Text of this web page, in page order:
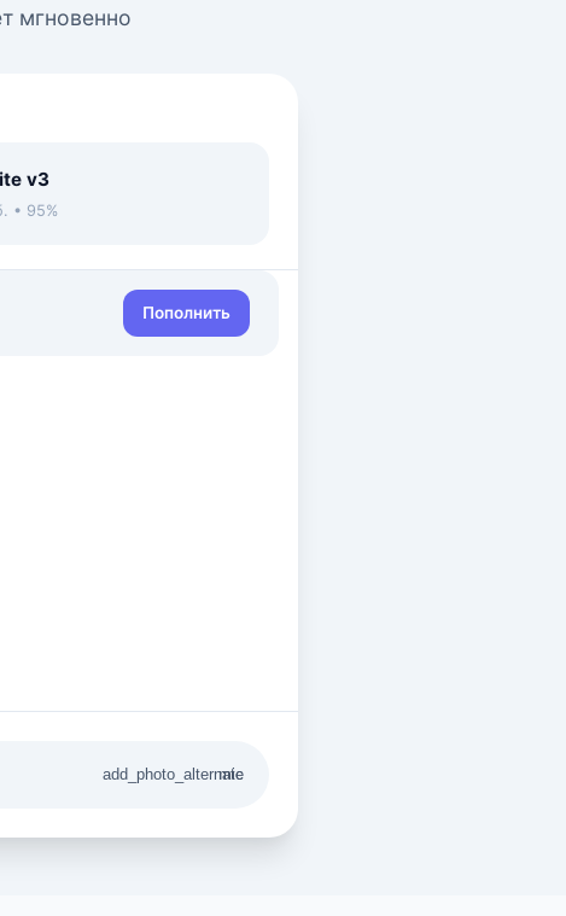
мгновенно
v3
• 95%
Пополнить
add_photo_alternate
mic